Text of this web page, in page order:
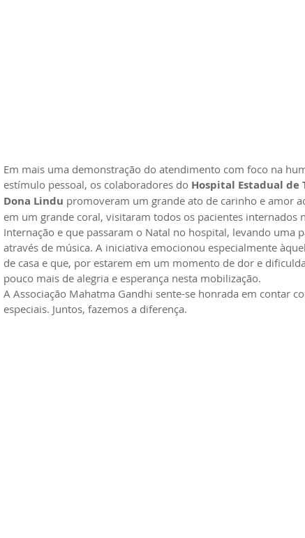
Em mais uma demonstração do atendimento com foco na
estímulo pessoal, os colaboradores do Hospital Estadual de
Dona Lindu promoveram um grande ato de carinho e amor
em um grande coral, visitaram todos os pacientes internados
Internação e que passaram o Natal no hospital, levando uma
através de música. A iniciativa emocionou especialmente
de casa e que, por estarem em um momento de dor e
pouco mais de alegria e esperança nesta mobilização.
A Associação Mahatma Gandhi sente-se honrada em contar
especiais. Juntos, fazemos a diferença.